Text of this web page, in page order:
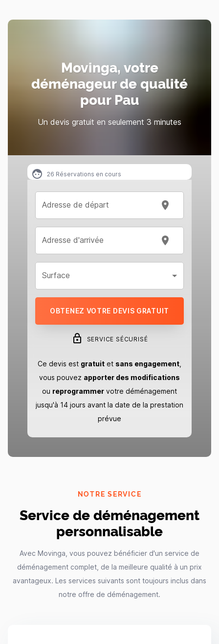
Movinga, votre
déménageur de qualité
pour Pau
Un devis gratuit en seulement 3 minutes
26 Réservations en cours
Adresse de départ
Adresse d'arrivée
Surface
OBTENEZ VOTRE DEVIS GRATUIT
SERVICE SÉCURISÉ
Ce devis est gratuit et sans engagement
vous pouvez apporter des modifications
ou reprogrammer votre déménagement
jusqu'à 14 jours avant la date de la prestation
prévue
NOTRE SERVICE
Service de déménagement
personnalisable
Avec Movinga, vous pouvez bénéficier d'un service de
déménagement complet, de la meilleure qualité à un prix
avantageux. Les services suivants sont toujours inclus dans
notre offre de déménagement.